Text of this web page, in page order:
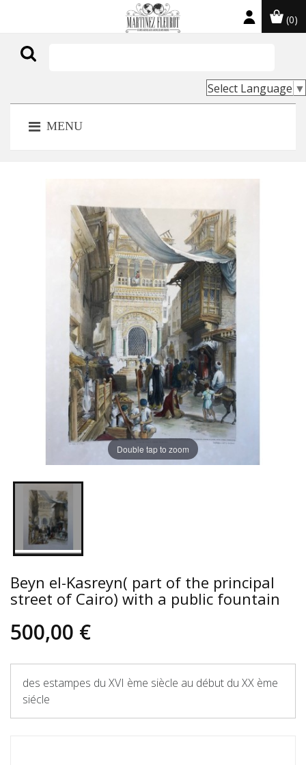
(0)
Select Language ▼
MENU
Double tap to zoom
Beyn el-Kasreyn( part of the principal
street of Cairo) with a public fountain
500,00 €
des estampes du XVI ème siècle au début du XX ème
siécle